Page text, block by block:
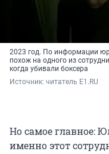
2023 год. По информации
похож на одного из
когда убивали боксера
Источник: читатель E1.RU
Но самое главное:
именно этот